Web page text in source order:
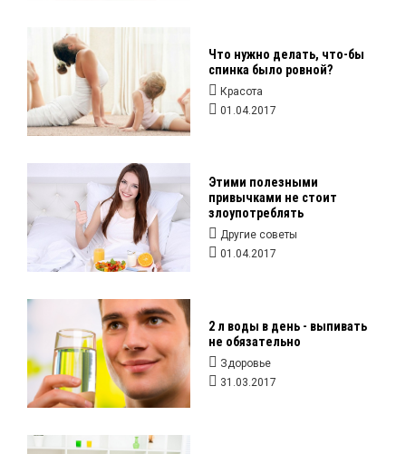
Что нужно делать, что-бы
спинка было ровной?
Красота
01.04.2017
Этими полезными
привычками не стоит
злоупотреблять
Другие советы
01.04.2017
2 л воды в день - выпивать
не обязательно
Здоровье
31.03.2017